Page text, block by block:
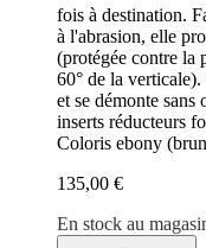
fois à destination.
à l'abrasion, elle
(protégée contre la
60° de la
et se démonte sans
inserts réducteurs
Coloris ebony
135,00 €
En stock au